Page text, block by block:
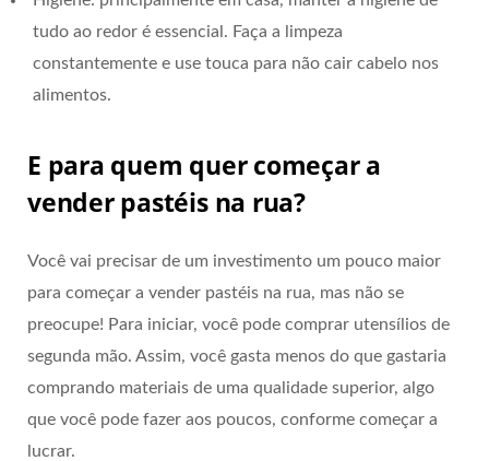
tudo ao redor é essencial. Faça a limpeza
constantemente e use touca para não cair cabelo nos
alimentos.
E para quem quer começar a
vender pastéis na rua?
Você vai precisar de um investimento um pouco maior
para começar a vender pastéis na rua, mas não se
preocupe! Para iniciar, você pode comprar utensílios de
segunda mão. Assim, você gasta menos do que gastaria
comprando materiais de uma qualidade superior, algo
que você pode fazer aos poucos, conforme começar a
lucrar.